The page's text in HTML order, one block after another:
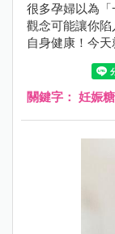
很多孕婦以為
觀念可能讓你
自身健康！今
食物，幫助準
關鍵字： 妊娠